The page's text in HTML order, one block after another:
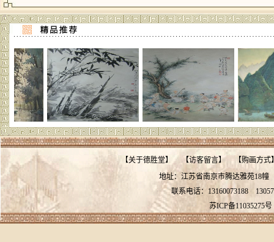
【关于德胜堂】 【访客留言】 【购画方式
地址：江苏省南京市腾达雅苑
联系电话：13160073188
苏ICP备11035275号